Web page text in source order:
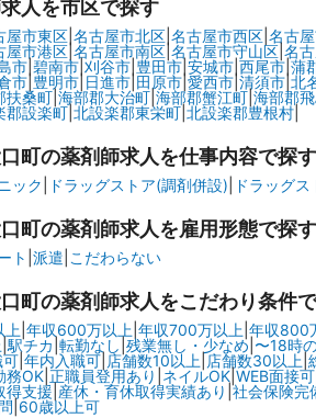
人を市区で探す
屋市東区| 名古屋市北区| 名古屋市西区| 名古
屋市港区|名古屋市南区|名古屋市守山区| 名
市| 碧南市| 刈谷市| 豊田市| 安城市| 西尾市| 蒲
市|豊明市| 日進市|田原市|愛西市|清須市|北
扶桑町| 海部郡大治町| 海部郡蟹江町| 海部郡
郡設楽町| 北設楽郡東栄町| 北設楽郡豊根村|
町の薬剤師求人を仕事内容で探す
ック ドラッグストア(調剤併設) ドラッグ
町の薬剤師求人を雇用形態で探す
ト 派遣 こだわらない
町の薬剤師求人をこだわり条件
上 年収600万以上 年収700万以上 年収800
駅チカ 転勤なし 残業無し・少なめ 〜18時
| 年内入職可| 店舗数10以上 |店舗数30以上
務OK| 正職員登用あり ネイルOK| WEB面接可|
得支援 産休・育休取得実績あり |社会保険完
60歳以上可